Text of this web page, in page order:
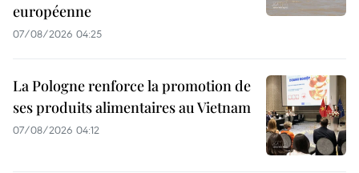
européenne
07/08/2026 04:25
La Pologne renforce la promotion de
ses produits alimentaires au Vietnam
07/08/2026 04:12